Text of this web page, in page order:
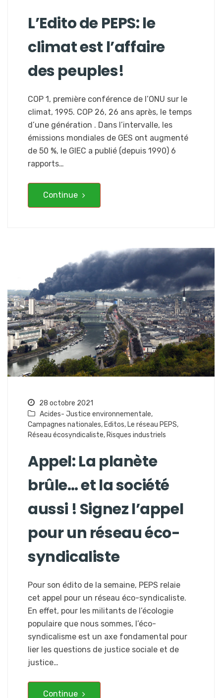
L’Edito de PEPS: le
climat est l’affaire
des peuples!
COP 1, première conférence de l’ONU sur le
climat, 1995. COP 26, 26 ans après, le temps
d’une génération . Dans l’intervalle, les
émissions mondiales de GES ont augmenté
de 50 %, le GIEC a publié (depuis 1990) 6
rapports…
Continue
28 octobre 2021
Acides- Justice environnementale,
Campagnes nationales, Editos, Le réseau PEPS,
Réseau écosyndicaliste, Risques industriels
Appel: La planète
brûle… et la société
aussi ! Signez l’appel
pour un réseau éco-
syndicaliste
Pour son édito de la semaine, PEPS relaie
cet appel pour un réseau éco-syndicaliste.
En effet, pour les militants de l’écologie
populaire que nous sommes, l’éco-
syndicalisme est un axe fondamental pour
lier les questions de justice sociale et de
justice…
Continue